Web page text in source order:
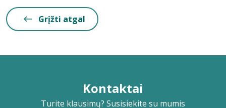
Grįžti atgal
Kontaktai
Turite klausimų? Susisiekite su mumis